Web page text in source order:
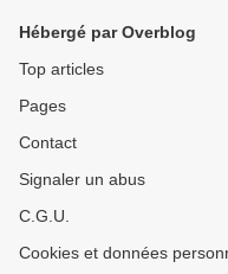
Hébergé par Overblog
Top articles
Pages
Contact
Signaler un abus
C.G.U.
Cookies et données